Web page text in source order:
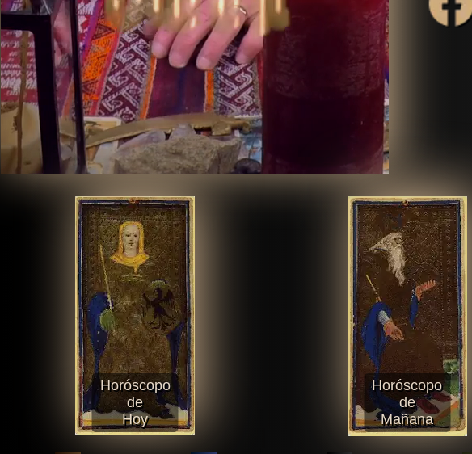
Horóscopo
de
Hoy
Horóscopo
de
Mañana